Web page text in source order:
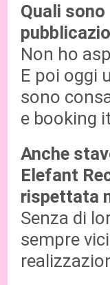
Quali
Non ho
E poi oggi
sono
e booking
Anche
Elefant
rispettata
Senza di
sempre